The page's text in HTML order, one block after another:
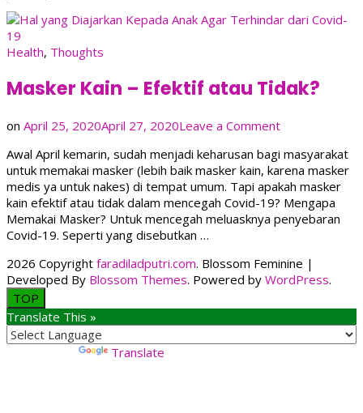
Health, Thoughts
Masker Kain – Efektif atau Tidak?
on April 25, 2020April 27, 2020Leave a Commenton
Kain
–
Efektif
atau
Tidak?
Awal April kemarin, sudah menjadi keharusan bagi masyarakat
untuk memakai masker (lebih baik masker kain, karena masker
medis ya untuk nakes) di tempat umum. Tapi apakah masker
kain efektif atau tidak dalam mencegah Covid-19? Mengapa
Memakai Masker? Untuk mencegah meluasknya penyebaran
Covid-19. Seperti yang disebutkan …
2026 Copyright faradiladputri.com. Blossom Feminine |
Developed By Blossom Themes. Powered by WordPress.
TOP
Translate This »
Translate